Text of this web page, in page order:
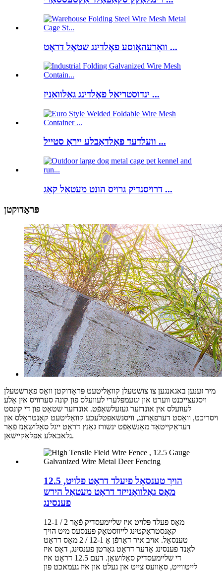
וואַרעהאָוסע פאָלדינג שטאָל דראָט ...
ינדוסטריאַל פאָלדינג גאַלוואַניז ...
וועלדעד פאָלדאַבלע ייראָ סטייל ...
דרויסנדיק גרויס הונט מעטאַל קאַג ...
פּראָדוקטן
מיר זענען באגאנגען צו צושטעלן קוואַליטעט פּראָדוקטן וואָס פאָרשטעלן
ויסגעצייכנט ווערט און יגזעמפּלערי לעוועלס פון קונה סערוויס אין אַלע
לעוועלס אין אונדזער געזעלשאַפֿט. אונדזער שטאַט פון די קונסט
ויסריכט, וואַסט דערפאַרונג, וויסנשאפטלעכע קוואַליטעט קאָנטראָלס און
דעדאַקייטאַד מאַנשאַפֿט ינשורז גאַנץ דראָט ייגל סאַלושאַנז פֿאַר
גלאבאלע אַפּלאַקיישאַן.
הויך טענסאַל פיעלד דראָט פּלויט, 12.5
מאָס גאַלוואַנייזד דראָט מעטאַל הירש
פענסינג
12-1 / 2 מאָס פעלד פּלויט איז שליימעסדיק פֿאַר
קאַנסטראַקטינג לייווסטאַק פענסעס מיט הויך
טענסאַל. אויב איר דאַרפֿן אַ 12-1 / 2 מאָס דראָט
לאַנד פענסינג אָדער דראָט גאָרטן פענסינג, דאָס איז
די שליימעסדיק סאַלושאַן. דעם 12.5 דראָט איז
לייטווייט, סאַוועס צייט און געלט און איז געמאכט פון